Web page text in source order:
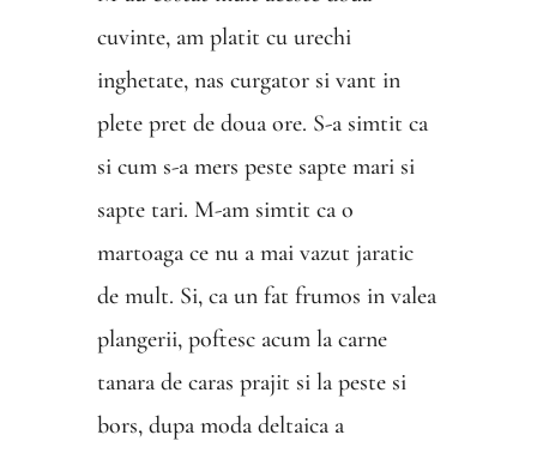
cuvinte, am platit cu urechi
inghetate, nas curgator si vant in
plete pret de doua ore. S-a simtit ca
si cum s-a mers peste sapte mari si
sapte tari. M-am simtit ca o
martoaga ce nu a mai vazut jaratic
de mult. Si, ca un fat frumos in valea
plangerii, poftesc acum la carne
tanara de caras prajit si la peste si
bors, dupa moda deltaica a